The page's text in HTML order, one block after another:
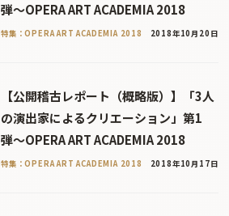
弾〜OPERA ART ACADEMIA 2018
特集：OPERA ART ACADEMIA 2018 2018年10月20日
【公開稽古レポート（概略版）】「3人
の演出家によるクリエーション」第1
弾〜OPERA ART ACADEMIA 2018
特集：OPERA ART ACADEMIA 2018 2018年10月17日